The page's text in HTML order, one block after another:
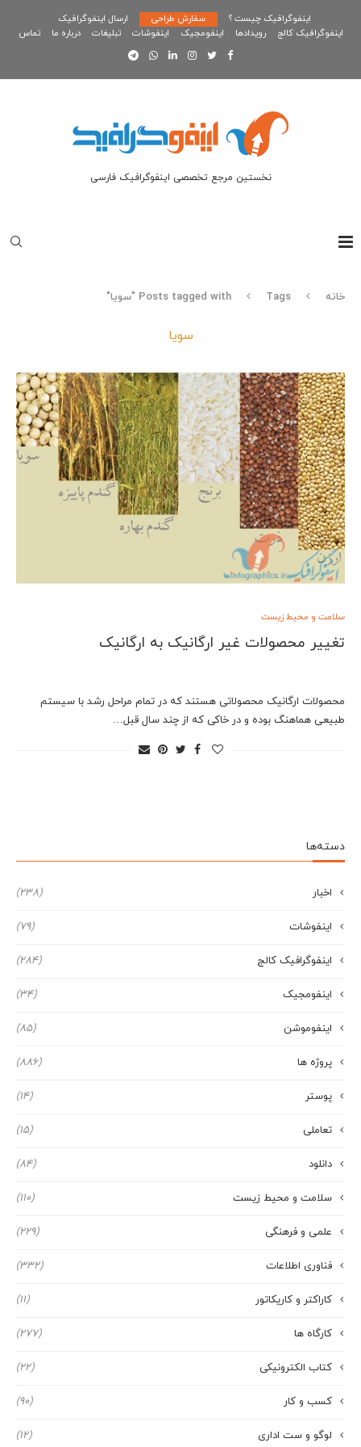
اینفوگرافیک چیست ؟ سفارش طراحی
ارسال اینفوگرافیک
اینفوگرافیک کالج
رویدادها اینفومجیک اینفوشات تبلیغات درباره ما تماس
نخستین مرجع تخصصی اینفوگرافیک فارسی
خانه Tags Posts tagged with "سویا"
سویا
سلامت و محیط زیست
تغییر محصولات غیر ارگانیک به ارگانیک
محصولات ارگانیک محصولاتی هستند که در تمام مراحل رشد با سیستم
طبیعی هماهنگ بوده و در خاکی که از چند سال قبل…
دسته‌ها
اخبار (238)
اینفوشات (79)
اینفوگرافیک کالج (284)
اینفومجیک (34)
اینفوموشن (85)
پروژه ها (886)
پوستر (14)
تعاملی (15)
دانلود (84)
سلامت و محیط زیست (110)
علمی و فرهنگی (229)
فناوری اطلاعات (332)
کاراکتر و کاریکاتور (11)
کارگاه ها (277)
کتاب الکترونیکی (22)
کسب و کار (90)
لوگو و ست اداری (12)